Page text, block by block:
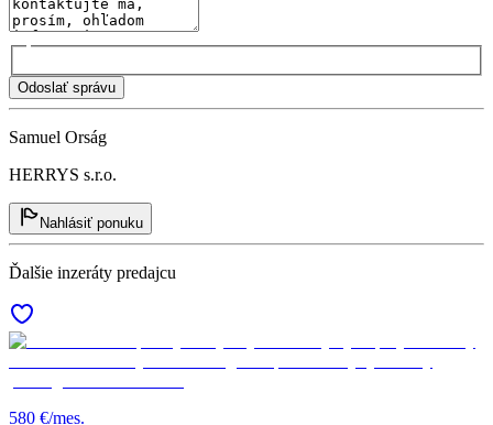
Odoslať správu
Samuel Orság
HERRYS s.r.o.
Nahlásiť ponuku
Ďalšie inzeráty predajcu
580 €/mes.